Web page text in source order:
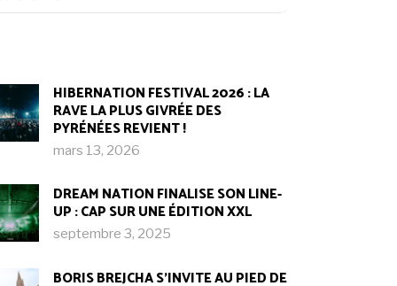
HIBERNATION FESTIVAL 2026 : LA
RAVE LA PLUS GIVRÉE DES
PYRÉNÉES REVIENT !
mars 13, 2026
DREAM NATION FINALISE SON LINE-
UP : CAP SUR UNE ÉDITION XXL
septembre 3, 2025
BORIS BREJCHA S’INVITE AU PIED DE